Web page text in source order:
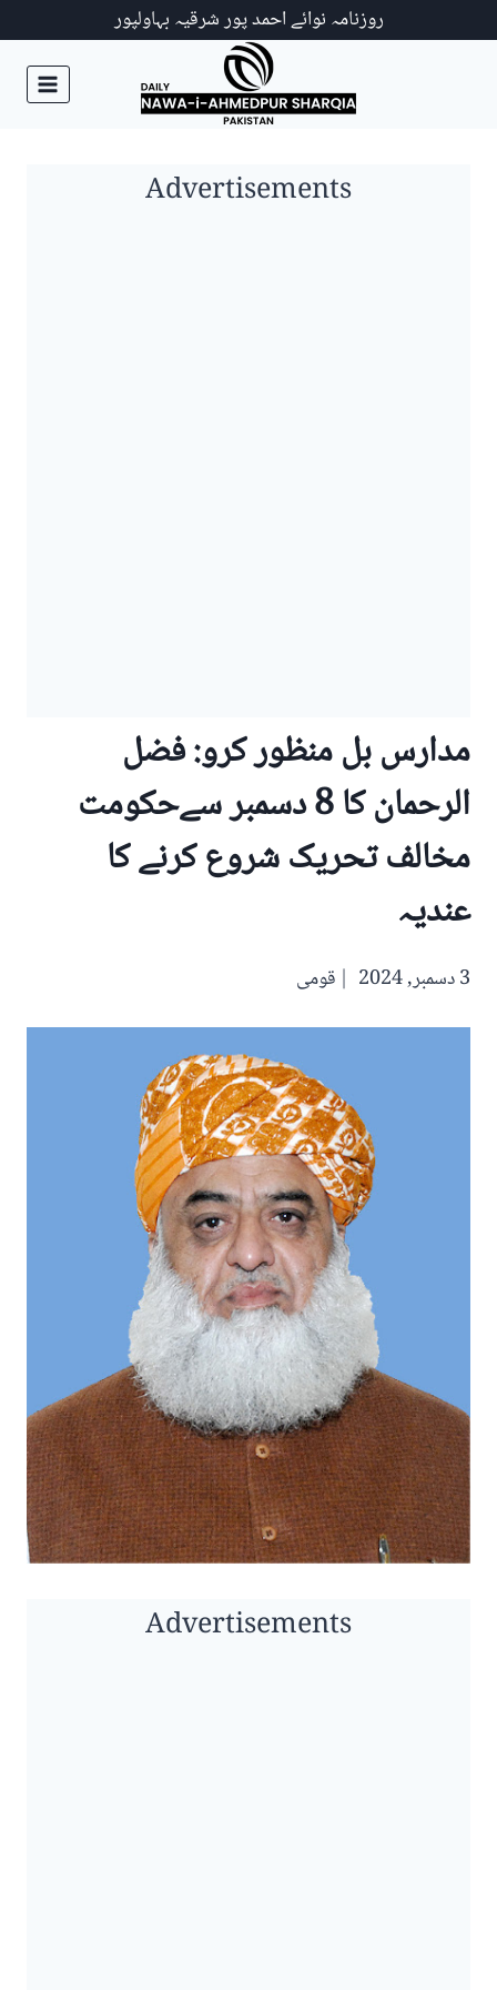
روزنامہ نوائے احمد پور شرقیہ بہاولپور
Advertisements
مدارس بل منظور کرو: فضل
الرحمان کا 8 دسمبر سےحکومت
مخالف تحریک شروع کرنے کا
عندیہ
3 دسمبر, 2024 قومی
Advertisements